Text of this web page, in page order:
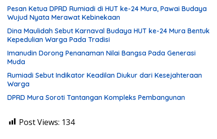
Pesan Ketua DPRD Rumiadi di HUT ke-24 Mura, Pawai Budaya
Wujud Nyata Merawat Kebinekaan
Dina Maulidah Sebut Karnaval Budaya HUT ke-24 Mura Bentuk
Kepedulian Warga Pada Tradisi
Imanudin Dorong Penanaman Nilai Bangsa Pada Generasi
Muda
Rumiadi Sebut Indikator Keadilan Diukur dari Kesejahteraan
Warga
DPRD Mura Soroti Tantangan Kompleks Pembangunan
Post Views: 134